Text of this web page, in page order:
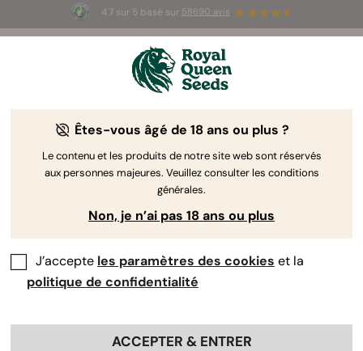
4.7 sur 5 basé sur 58690 avis
☀️ Summer Sales : jusqu'à -50 % sur
certains produits ! ⏤
The RQS Blog
Articles Cannabis Lifestyle
Êtes-vous âgé de 18 ans ou plus ?
Le contenu et les produits de notre site web sont réservés
aux personnes majeures. Veuillez consulter les conditions
générales.
Non, je n’ai pas 18 ans ou plus
J’accepte les paramètres des cookies et la
politique de confidentialité
ACCEPTER & ENTRER